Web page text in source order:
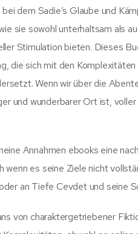
dem Sadie’s Glaube und
sie sowohl unterhaltsam als
Stimulation bieten. Dieses
die sich mit den
Wenn wir über die
und wunderbarer Ort ist,
Annahmen ebooks eine
wenn es seine Ziele nicht
an Tiefe Cevdet und seine
von charaktergetriebener